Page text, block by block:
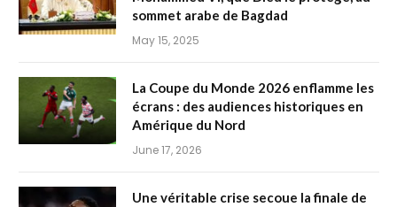
sommet arabe de Bagdad
May 15, 2025
La Coupe du Monde 2026 enflamme les
écrans : des audiences historiques en
Amérique du Nord
June 17, 2026
Une véritable crise secoue la finale de